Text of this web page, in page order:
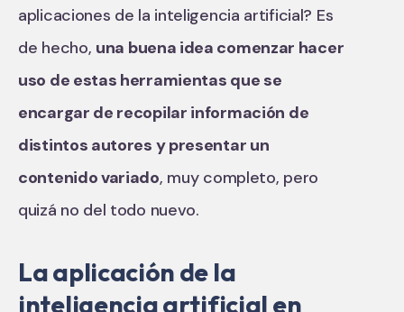
aplicaciones de la inteligencia artificial? Es
de hecho, una buena idea comenzar hacer
uso de estas herramientas que se
encargar de recopilar información de
distintos autores y presentar un
contenido variado, muy completo, pero
quizá no del todo nuevo.
La aplicación de la
inteligencia artificial en